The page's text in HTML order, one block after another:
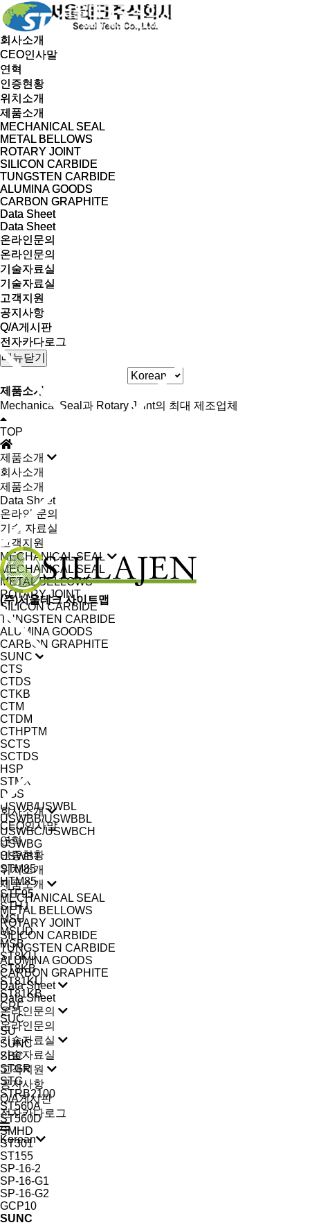
회사소개
CEO인사말
연혁
인증현황
위치소개
제품소개
MECHANICAL SEAL
METAL BELLOWS
ROTARY JOINT
SILICON CARBIDE
TUNGSTEN CARBIDE
ALUMINA GOODS
CARBON GRAPHITE
Data Sheet
Data Sheet
온라인문의
온라인문의
기술자료실
기술자료실
고객지원
공지사항
Q/A게시판
전자카다로그
메뉴닫기
회사소개
CEO인사말
연혁
인증현황
위치소개
제품소개
MECHANICAL SEAL
METAL BELLOWS
ROTARY JOINT
SILICON CARBIDE
TUNGSTEN CARBIDE
ALUMINA GOODS
CARBON GRAPHITE
Data Sheet
Data Sheet
온라인문의
온라인문의
기술자료실
기술자료실
고객지원
공지사항
Q/A게시판
전자카다로그
(주)서울테크 사이트맵
회사소개
CEO인사말
연혁
인증현황
위치소개
제품소개
MECHANICAL SEAL
METAL BELLOWS
ROTARY JOINT
SILICON CARBIDE
TUNGSTEN CARBIDE
ALUMINA GOODS
CARBON GRAPHITE
Data Sheet
Data Sheet
온라인문의
온라인문의
기술자료실
기술자료실
고객지원
공지사항
Q/A게시판
전자카다로그
Korean
Korean
제품소개
Mechanical Seal과 Rotary Joint의 최대 제조업체
TOP
제품소개
회사소개
제품소개
Data Sheet
온라인 문의
기술 자료실
고객지원
MECHANICAL SEAL
MECHANICAL SEAL
METAL BELLOWS
ROTARY JOINT
SILICON CARBIDE
TUNGSTEN CARBIDE
ALUMINA GOODS
CARBON GRAPHITE
SUNC
CTS
CTDS
CTKB
CTM
CTDM
CTHPTM
SCTS
SCTDS
HSP
STMX
DGS
USWB/USWBL
USWBB/USWBBL
USWBC/USWBCH
USWBG
USWBT
STM85
HTM85
STF95
STHJ
MSU
MSUD
MSB
ST8KU
ST8KB
ST81KU
ST81KB
CRF
SUC
SU
SUNC
SBC
STGR
STG
STRB2100
ST560A
ST560D
SMHD
ST301
ST155
SP-16-2
SP-16-G1
SP-16-G2
GCP10
SUNC